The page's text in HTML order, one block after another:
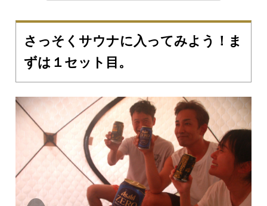
さっそくサウナに入ってみよう！ま
ずは１セット目。